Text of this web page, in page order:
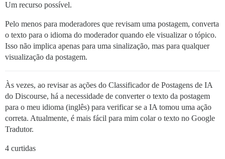
Um recurso possível.
Pelo menos para moderadores que revisam uma postagem, converta
o texto para o idioma do moderador quando ele visualizar o tópico.
Isso não implica apenas para uma sinalização, mas para qualquer
visualização da postagem.
Às vezes, ao revisar as ações do Classificador de Postagens de IA
do Discourse, há a necessidade de converter o texto da postagem
para o meu idioma (inglês) para verificar se a IA tomou uma ação
correta. Atualmente, é mais fácil para mim colar o texto no Google
Tradutor.
4 curtidas